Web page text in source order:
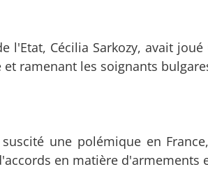
l'Etat, Cécilia Sarkozy, avait
et ramenant les soignants
une polémique en
en matière d'armements